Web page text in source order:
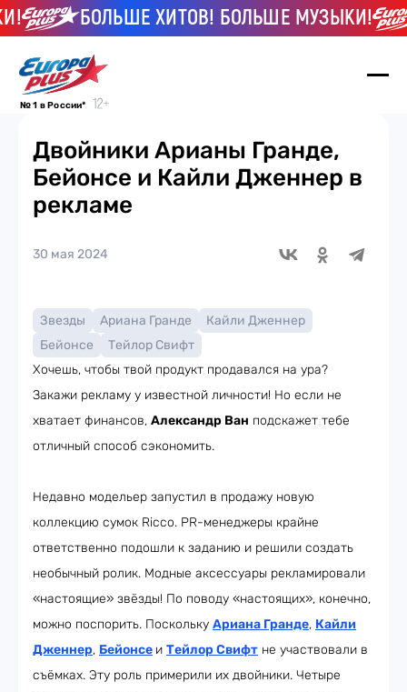
БОЛЬШЕ ХИТОВ! БОЛЬШЕ МУЗЫКИ!
№ 1 в России*
Двойники Арианы Гранде,
Бейонсе и Кайли Дженнер в
рекламе
30 мая 2024
Звезды Ариана Гранде
Кайли Дженнер
Бейонсе
Тейлор Свифт
Хочешь, чтобы твой продукт продавался на ура?
Закажи рекламу у известной личности! Но если не
хватает финансов, Александр Ван подскажет тебе
отличный способ сэкономить.
Недавно модельер запустил в продажу новую
коллекцию сумок Ricco. PR-менеджеры крайне
ответственно подошли к заданию и решили создать
необычный ролик. Модные аксессуары рекламировали
«настоящие» звёзды! По поводу «настоящих», конечно,
можно поспорить. Поскольку Ариана Гранде, Кайли
Дженнер, Бейонсе и Тейлор Свифт не участвовали в
съёмках. Эту роль примерили их двойники. Четыре